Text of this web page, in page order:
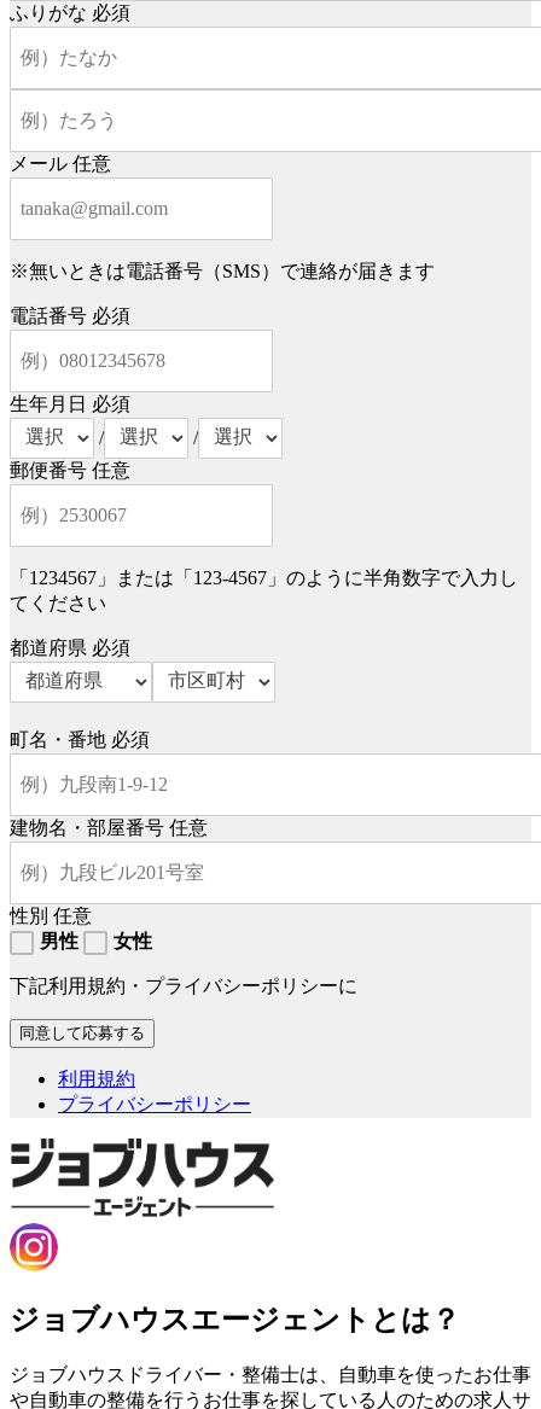
ふりがな 必須
メール 任意
※無いときは電話番号（SMS）で連絡が届きます
電話番号 必須
生年月日 必須
/
/
郵便番号 任意
「1234567」または「123-4567」のように半角数字で入力し
てください
都道府県 必須
町名・番地 必須
建物名・部屋番号 任意
性別 任意
男性
女性
下記利用規約・プライバシーポリシーに
利用規約
プライバシーポリシー
ジョブハウスエージェントとは？
ジョブハウスドライバー・整備士は、自動車を使ったお仕事
や自動車の整備を行うお仕事を探している人のための求人サ